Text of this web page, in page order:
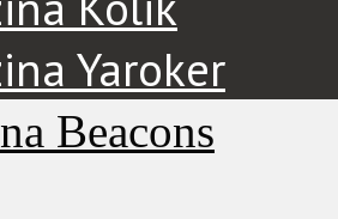
Yaroker
Beacons